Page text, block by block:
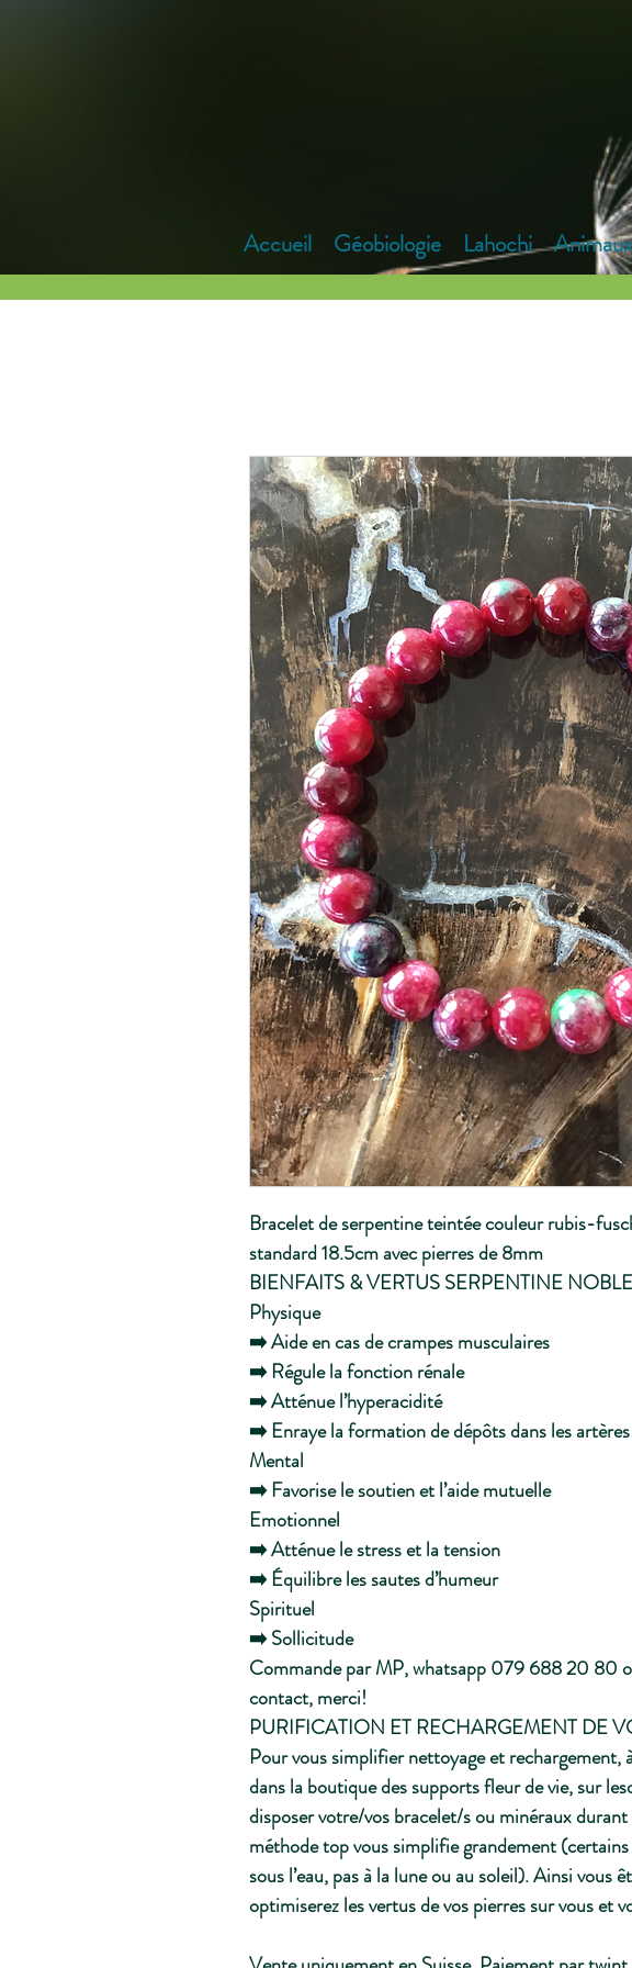
Accueil Géobiologie Lahochi Animaux
Bracelet de serpentine teintée couleur rubis-
standard 18.5cm avec pierres de 8mm
BIENFAITS & VERTUS SERPENTINE NOBLE
Physique
➡️ Aide en cas de crampes musculaires
➡️ Régule la fonction rénale
➡️ Atténue l’hyperacidité
➡️ Enraye la formation de dépôts dans les artères
Mental
➡️ Favorise le soutien et l’aide mutuelle
Emotionnel
➡️ Atténue le stress et la tension
➡️ Équilibre les sautes d’humeur
Spirituel
➡️ Sollicitude
Commande par MP, whatsapp 079 688 20 80
contact, merci!
PURIFICATION ET RECHARGEMENT DE
Pour vous simplifier nettoyage et rechargement,
dans la boutique des supports fleur de vie, sur
disposer votre/vos bracelet/s ou minéraux
méthode top vous simplifie grandement
sous l’eau, pas à la lune ou au soleil). Ainsi vous
optimiserez les vertus de vos pierres sur vous et